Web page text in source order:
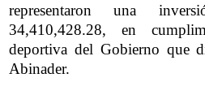
representaron una
34,410,428.28, en
deportiva del Gobierno que
Abinader.